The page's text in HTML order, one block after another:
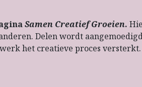
Samen Creatief Groeien.
Delen wordt
het creatieve proces versterkt.